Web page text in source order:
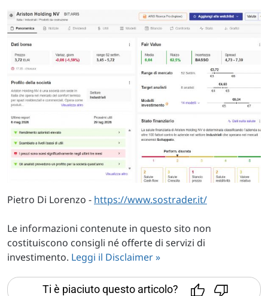
Pietro Di Lorenzo - https://www.sostrader.it/
Le informazioni contenute in questo sito non
costituiscono consigli né offerte di servizi di
investimento. Leggi il Disclaimer »
Ti è piaciuto questo articolo?